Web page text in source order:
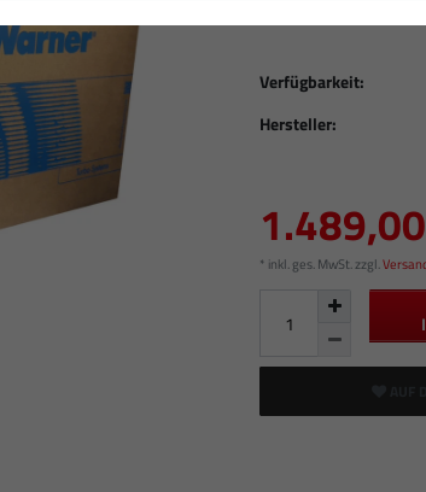
Verfügbarkeit:
Hersteller:
* inkl. ges. MwSt. zzgl.